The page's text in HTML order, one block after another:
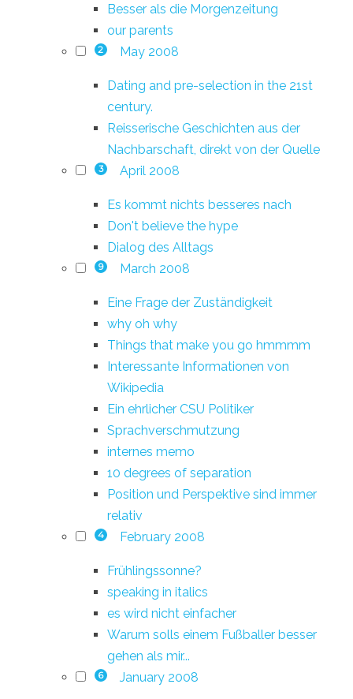
Besser als die Morgenzeitung
our parents
2 May 2008
Dating and pre-selection in the 21st
century.
Reisserische Geschichten aus der
Nachbarschaft, direkt von der Quelle
3 April 2008
Es kommt nichts besseres nach
Don't believe the hype
Dialog des Alltags
9 March 2008
Eine Frage der Zuständigkeit
why oh why
Things that make you go hmmmm
Interessante Informationen von
Wikipedia
Ein ehrlicher CSU Politiker
Sprachverschmutzung
internes memo
10 degrees of separation
Position und Perspektive sind immer
relativ
4 February 2008
Frühlingssonne?
speaking in italics
es wird nicht einfacher
Warum solls einem Fußballer besser
gehen als mir...
6 January 2008